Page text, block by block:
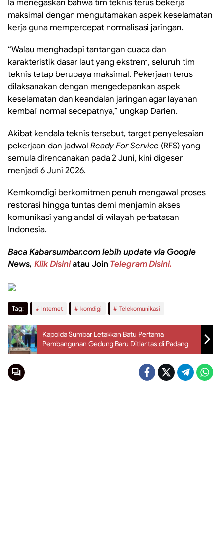
Ia menegaskan bahwa tim teknis terus bekerja
maksimal dengan mengutamakan aspek keselamatan
kerja guna mempercepat normalisasi jaringan.
“Walau menghadapi tantangan cuaca dan
karakteristik dasar laut yang ekstrem, seluruh tim
teknis tetap berupaya maksimal. Pekerjaan terus
dilaksanakan dengan mengedepankan aspek
keselamatan dan keandalan jaringan agar layanan
kembali normal secepatnya,” ungkap Darien.
Akibat kendala teknis tersebut, target penyelesaian
pekerjaan dan jadwal Ready For Service (RFS) yang
semula direncanakan pada 2 Juni, kini digeser
menjadi 6 Juni 2026.
Kemkomdigi berkomitmen penuh mengawal proses
restorasi hingga tuntas demi menjamin akses
komunikasi yang andal di wilayah perbatasan
Indonesia.
Baca Kabarsumbar.com lebih update via Google
News, Klik Disiniatau Join Telegram Disini.
Tag: Internet komdigi Telekomunikasi
Kapolda Sumbar Letakkan Batu Pertama
Pembangunan Gedung Baru Ditlantas di Padang